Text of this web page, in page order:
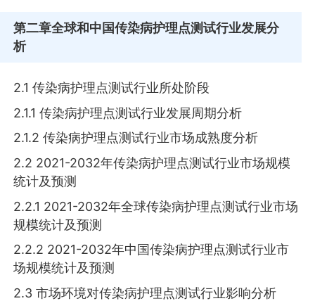
第二章全球和中国传染病护理点测试行业发展分
析
2.1 传染病护理点测试行业所处阶段
2.1.1 传染病护理点测试行业发展周期分析
2.1.2 传染病护理点测试行业市场成熟度分析
2.2 2021-2032年传染病护理点测试行业市场规模
统计及预测
2.2.1 2021-2032年全球传染病护理点测试行业市场
规模统计及预测
2.2.2 2021-2032年中国传染病护理点测试行业市
场规模统计及预测
2.3 市场环境对传染病护理点测试行业影响分析